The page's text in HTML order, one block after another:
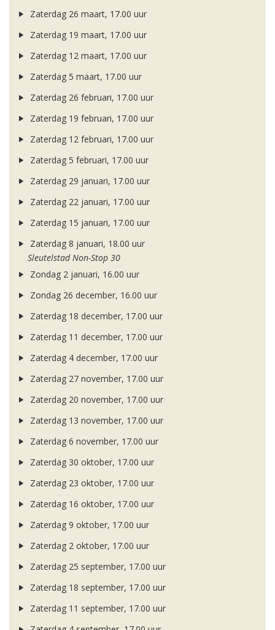
Zaterdag 26 maart, 17.00 uur
Zaterdag 19 maart, 17.00 uur
Zaterdag 12 maart, 17.00 uur
Zaterdag 5 maart, 17.00 uur
Zaterdag 26 februari, 17.00 uur
Zaterdag 19 februari, 17.00 uur
Zaterdag 12 februari, 17.00 uur
Zaterdag 5 februari, 17.00 uur
Zaterdag 29 januari, 17.00 uur
Zaterdag 22 januari, 17.00 uur
Zaterdag 15 januari, 17.00 uur
Zaterdag 8 januari, 18.00 uur
Sleutelstad Non-Stop 30
Zondag 2 januari, 16.00 uur
Zondag 26 december, 16.00 uur
Zaterdag 18 december, 17.00 uur
Zaterdag 11 december, 17.00 uur
Zaterdag 4 december, 17.00 uur
Zaterdag 27 november, 17.00 uur
Zaterdag 20 november, 17.00 uur
Zaterdag 13 november, 17.00 uur
Zaterdag 6 november, 17.00 uur
Zaterdag 30 oktober, 17.00 uur
Zaterdag 23 oktober, 17.00 uur
Zaterdag 16 oktober, 17.00 uur
Zaterdag 9 oktober, 17.00 uur
Zaterdag 2 oktober, 17.00 uur
Zaterdag 25 september, 17.00 uur
Zaterdag 18 september, 17.00 uur
Zaterdag 11 september, 17.00 uur